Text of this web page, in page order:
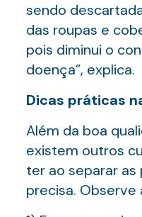
sendo
das roupas e
pois diminui o
doença”, explica.
Dicas práticas
Além da boa
existem outros
ter ao separar
precisa. Observe